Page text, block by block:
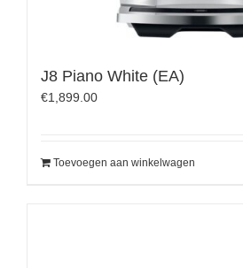
J8 Piano White (EA)
€1,899.00
Toevoegen aan winkelwagen